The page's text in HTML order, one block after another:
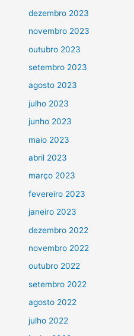
dezembro 2023
novembro 2023
outubro 2023
setembro 2023
agosto 2023
julho 2023
junho 2023
maio 2023
abril 2023
março 2023
fevereiro 2023
janeiro 2023
dezembro 2022
novembro 2022
outubro 2022
setembro 2022
agosto 2022
julho 2022